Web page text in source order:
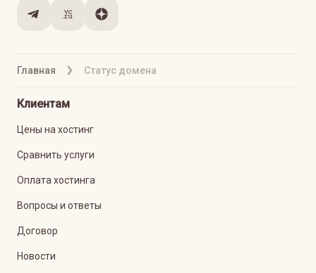
Главная Статус домена
Клиентам
Цены на хостинг
Сравнить услуги
Оплата хостинга
Вопросы и ответы
Договор
Новости